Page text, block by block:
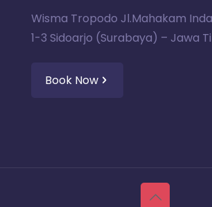
Wisma Tropodo Jl.Mahakam
1-3 Sidoarjo (Surabaya) – Jawa
Book Now